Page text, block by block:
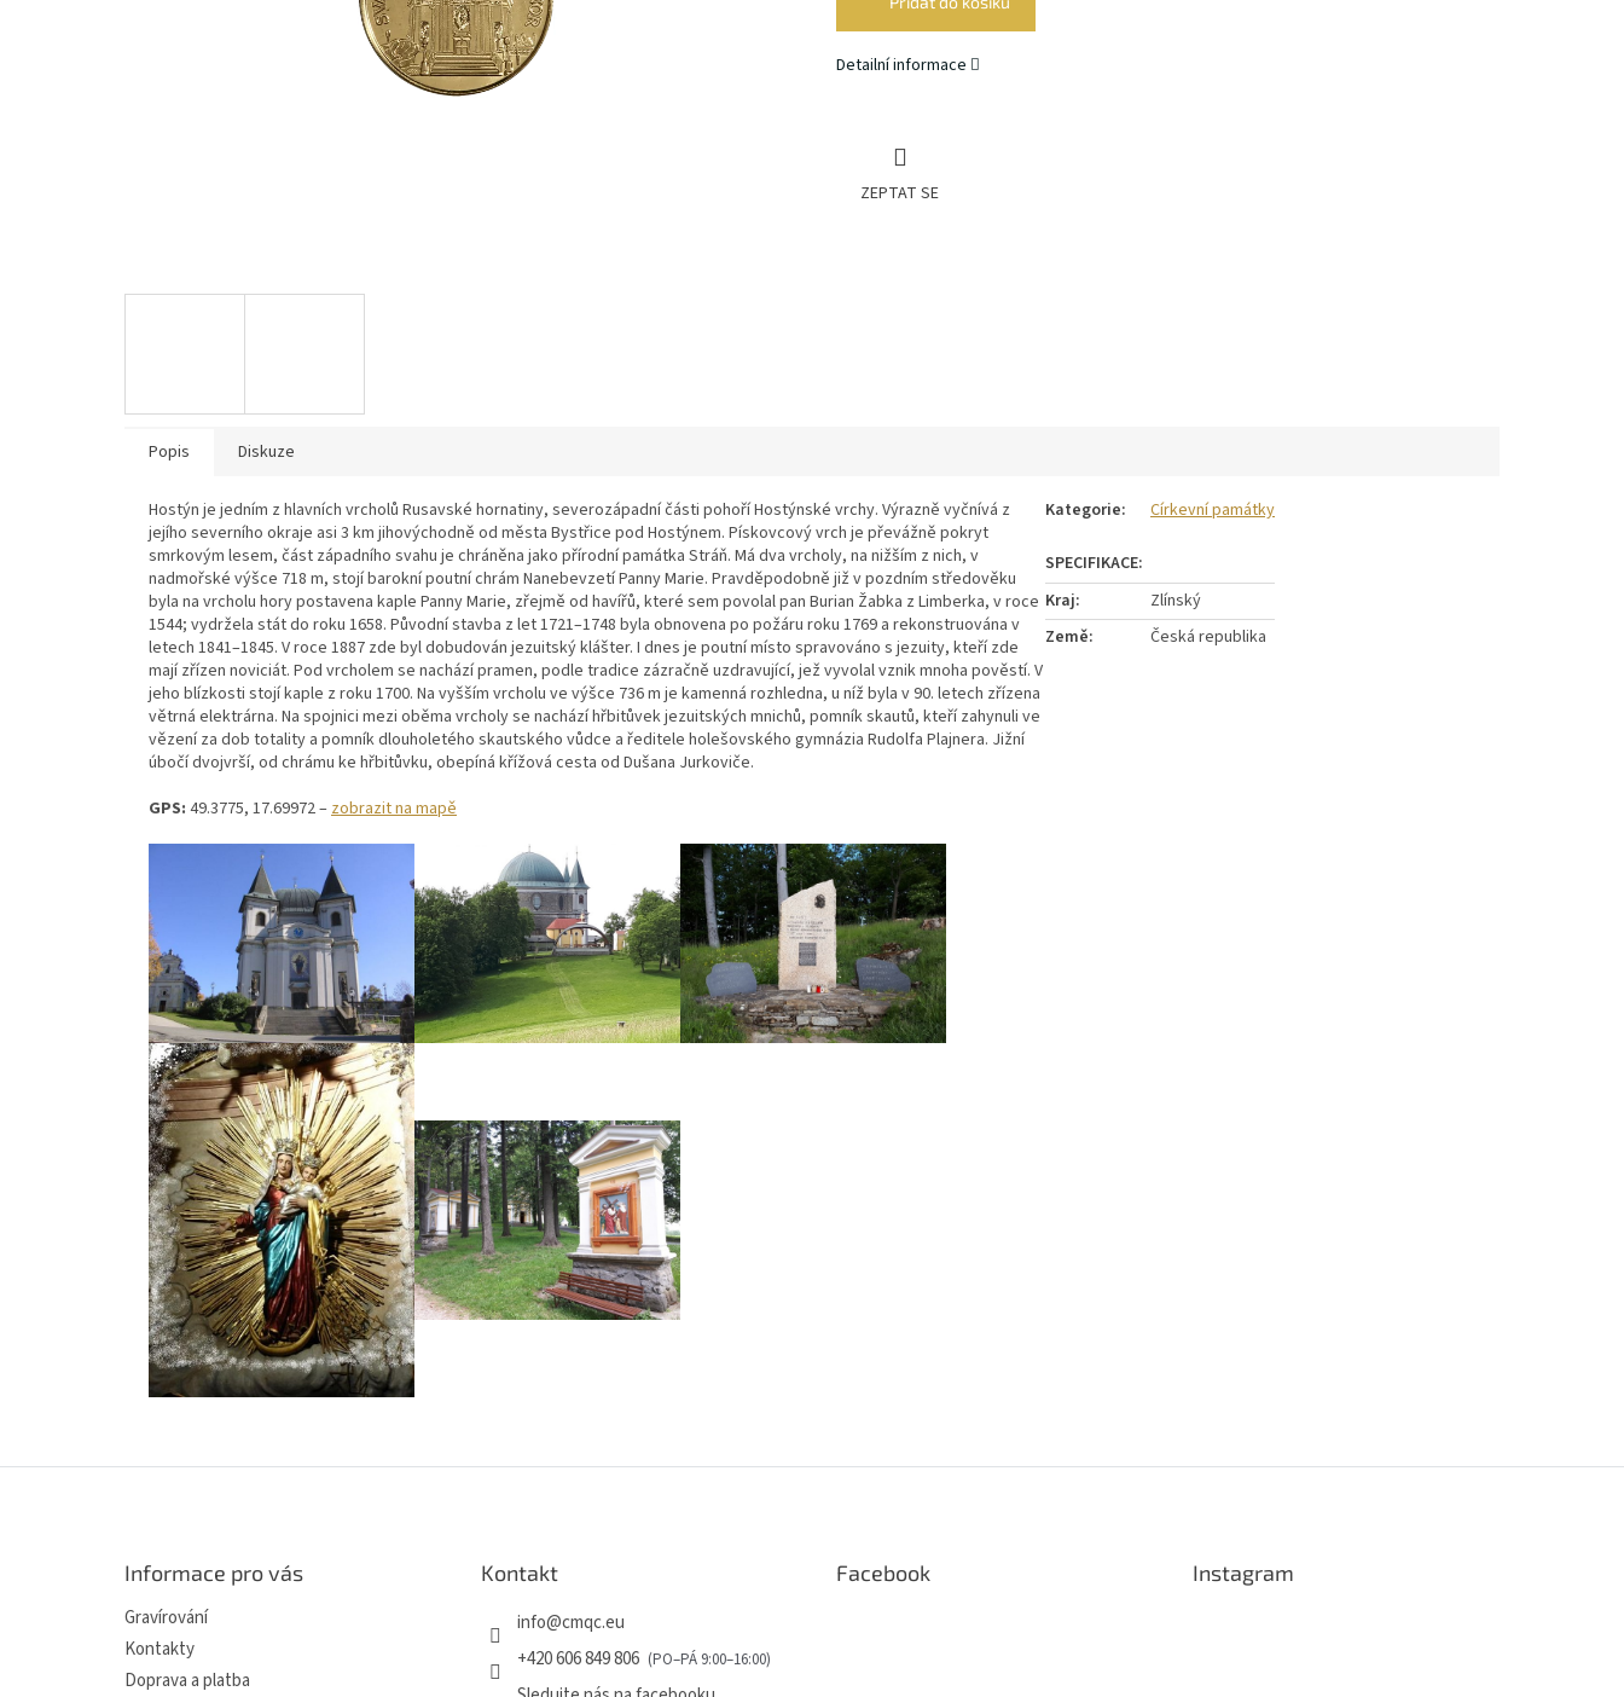
Detailní informace
ZEPTAT SE
Popis Diskuze
Hostýn je jedním z hlavních vrcholů Rusavské hornatiny, severozápadní části pohoří Hostýnské vrchy. Výrazně vyčnívá z
jejího severního okraje asi 3 km jihovýchodně od města Bystřice pod Hostýnem. Pískovcový vrch je převážně pokryt
smrkovým lesem, část západního svahu je chráněna jako přírodní památka Stráň. Má dva vrcholy, na nižším z nich, v
nadmořské výšce 718 m, stojí barokní poutní chrám Nanebevzetí Panny Marie. Pravděpodobně již v pozdním středověku
byla na vrcholu hory postavena kaple Panny Marie, zřejmě od havířů, které sem povolal pan Burian Žabka z Limberka, v roce
1544; vydržela stát do roku 1658. Původní stavba z let 1721–1748 byla obnovena po požáru roku 1769 a rekonstruována v
letech 1841–1845. V roce 1887 zde byl dobudován jezuitský klášter. I dnes je poutní místo spravováno s jezuity, kteří zde
mají zřízen noviciát. Pod vrcholem se nachází pramen, podle tradice zázračně uzdravující, jež vyvolal vznik mnoha pověstí. V
jeho blízkosti stojí kaple z roku 1700. Na vyšším vrcholu ve výšce 736 m je kamenná rozhledna, u níž byla v 90. letech zřízena
větrná elektrárna. Na spojnici mezi oběma vrcholy se nachází hřbitůvek jezuitských mnichů, pomník skautů, kteří zahynuli ve
vězení za dob totality a pomník dlouholetého skautského vůdce a ředitele holešovského gymnázia Rudolfa Plajnera. Jižní
úbočí dvojvrší, od chrámu ke hřbitůvku, obepíná křížová cesta od Dušana Jurkoviče.
GPS: 49.3775, 17.69972 –zobrazit na mapě
Kategorie: Církevní památky
Kraj:
Zlínský
Země: Česká republika
Informace pro vás
Gravírování
Kontakty
Doprava a platba
Kontakt
info@cmqc.eu
+420 606 849 806
Facebook Instagram